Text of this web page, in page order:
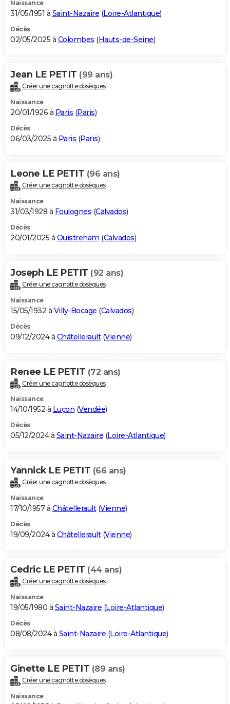
Naissance
31/05/1951 à Saint-Nazaire (Loire-Atlantique)
Décès
02/05/2025 à Colombes (Hauts-de-Seine)
Jean LE PETIT (99 ans)
Créer une cagnotte obsèques
Naissance
20/01/1926 à Paris (Paris)
Décès
06/03/2025 à Paris (Paris)
Leone LE PETIT (96 ans)
Créer une cagnotte obsèques
Naissance
31/03/1928 à Foulognes (Calvados)
Décès
20/01/2025 à Ouistreham (Calvados)
Joseph LE PETIT (92 ans)
Créer une cagnotte obsèques
Naissance
15/05/1932 à Villy-Bocage (Calvados)
Décès
09/12/2024 à Châtellerault(Vienne)
Renee LE PETIT (72 ans)
Créer une cagnotte obsèques
Naissance
14/10/1952 à Luçon (Vendée)
Décès
05/12/2024 à Saint-Nazaire (Loire-Atlantique)
Yannick LE PETIT (66 ans)
Créer une cagnotte obsèques
Naissance
17/10/1957 à Châtellerault(Vienne)
Décès
19/09/2024 à Châtellerault(Vienne)
Cedric LE PETIT (44 ans)
Créer une cagnotte obsèques
Naissance
19/05/1980 à Saint-Nazaire (Loire-Atlantique)
Décès
08/08/2024 à Saint-Nazaire (Loire-Atlantique)
Ginette LE PETIT (89 ans)
Créer une cagnotte obsèques
Naissance